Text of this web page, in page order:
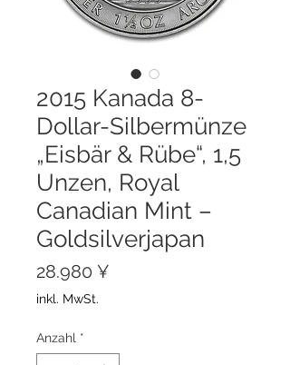
2015 Kanada 8-
Dollar-Silbermünze
„Eisbär & Rübe“, 1,5
Unzen, Royal
Canadian Mint –
Goldsilverjapan
28.980 ¥
inkl. MwSt.
Anzahl *